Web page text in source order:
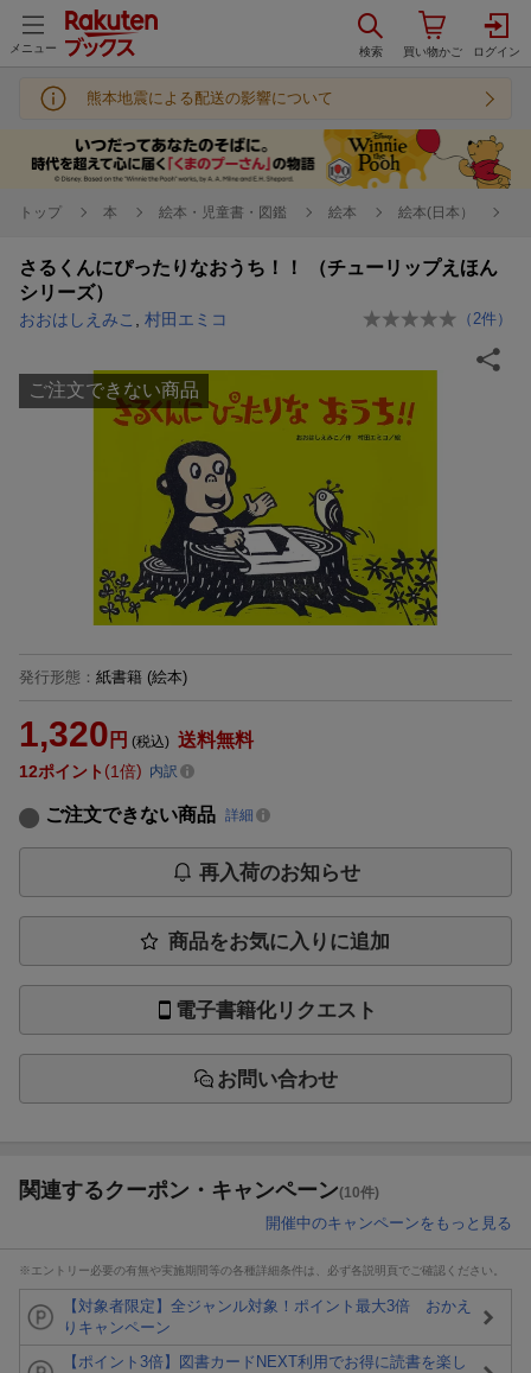
メニュー
熊本地震による配送の影響について
トップ 本 絵本・児童書・図鑑 絵本 絵本(日本）
さるくんにぴったりなおうち！！ （チューリップえほん
シリーズ）
おおはしえみこ 村田エミコ （ 2件）
ご注文できない商品
発行形態 ： 紙書籍 (絵本)
1,320 円 (税込) 送料無料
12ポイント 1倍 内訳
ご注文できない商品 詳細
再入荷のお知らせ
商品をお気に入りに追加
電子書籍化リクエスト
お問い合わせ
関連するクーポン・キャンペーン(10件)
開催中のキャンペーンをもっと見る
※エントリー必要の有無や実施期間等の各種詳細条件は、必ず各説明頁でご確認ください。
【対象者限定】全ジャンル対象！ポイント最大3倍 おかえ
りキャンペーン
【ポイント3倍】図書カードNEXT利用でお得に読書を楽し